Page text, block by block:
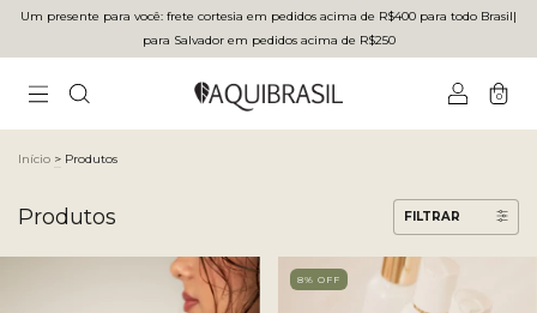
Um presente para você: frete cortesia em pedidos acima de R$400 para todo Brasilㅤ|ㅤ
para Salvador em pedidos acima de R$250
0
Início > Produtos
Produtos FILTRAR
8% OFF